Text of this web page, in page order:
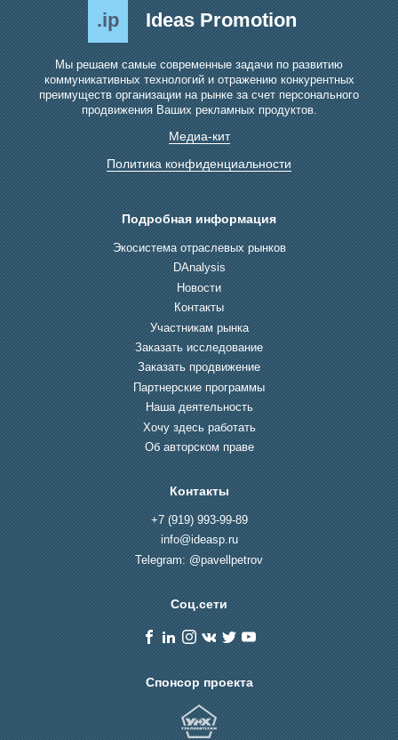
.ip Ideas Promotion
Мы решаем самые современные задачи по развитию
коммуникативных технологий и отражению конкурентных
преимуществ организации на рынке за счет персонального
продвижения Ваших рекламных продуктов.
Медиа-кит
Политика конфиденциальности
Подробная информация
Экосистема отраслевых рынков
DAnalysis
Новости
Контакты
Участникам рынка
Заказать исследование
Заказать продвижение
Партнерские программы
Наша деятельность
Хочу здесь работать
Об авторском праве
Контакты
+7 (919) 993-99-89
info@ideasp.ru
Telegram: @pavellpetrov
Соц.сети
Спонсор проекта